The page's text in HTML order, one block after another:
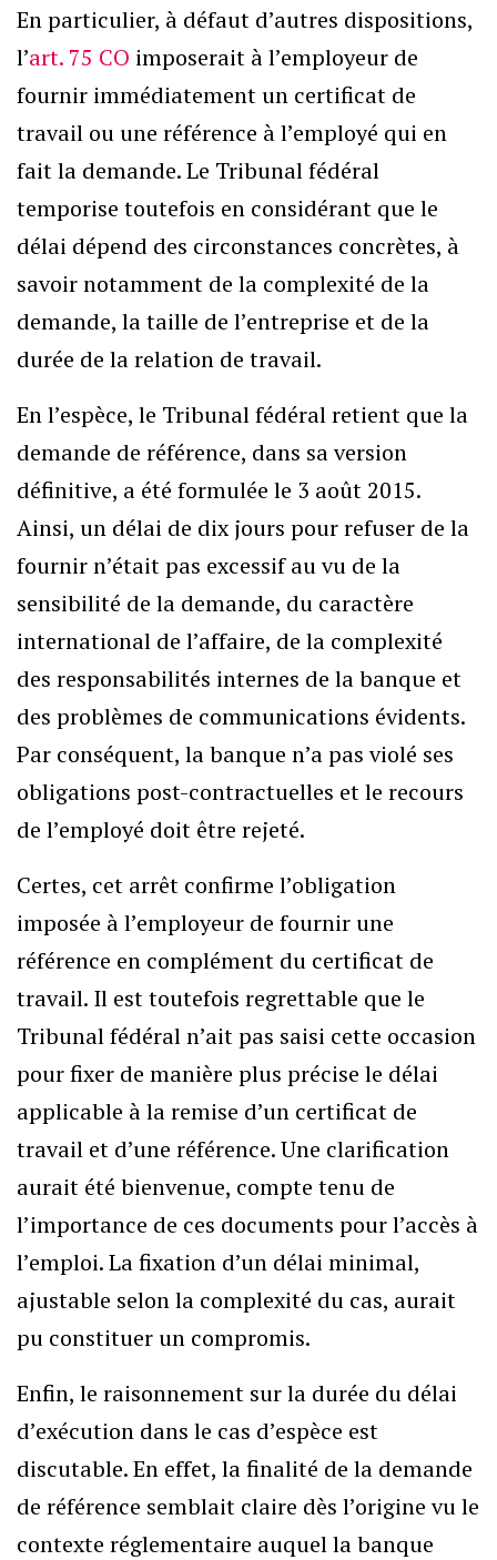
En particulier, à défaut d’autres dispositions,
l’art. 75 CO imposerait à l’employeur de
fournir immédiatement un certificat de
travail ou une référence à l’employé qui en
fait la demande. Le Tribunal fédéral
temporise toutefois en considérant que le
délai dépend des circonstances concrètes, à
savoir notamment de la complexité de la
demande, la taille de l’entreprise et de la
durée de la relation de travail.
En l’espèce, le Tribunal fédéral retient que la
demande de référence, dans sa version
définitive, a été formulée le 3 août 2015.
Ainsi, un délai de dix jours pour refuser de la
fournir n’était pas excessif au vu de la
sensibilité de la demande, du caractère
international de l’affaire, de la complexité
des responsabilités internes de la banque et
des problèmes de communications évidents.
Par conséquent, la banque n’a pas violé ses
obligations post-contractuelles et le recours
de l’employé doit être rejeté.
Certes, cet arrêt confirme l’obligation
imposée à l’employeur de fournir une
référence en complément du certificat de
travail. Il est toutefois regrettable que le
Tribunal fédéral n’ait pas saisi cette occasion
pour fixer de manière plus précise le délai
applicable à la remise d’un certificat de
travail et d’une référence. Une clarification
aurait été bienvenue, compte tenu de
l’importance de ces documents pour l’accès à
l’emploi. La fixation d’un délai minimal,
ajustable selon la complexité du cas, aurait
pu constituer un compromis.
Enfin, le raisonnement sur la durée du délai
d’exécution dans le cas d’espèce est
discutable. En effet, la finalité de la demande
de référence semblait claire dès l’origine vu le
contexte réglementaire auquel la banque